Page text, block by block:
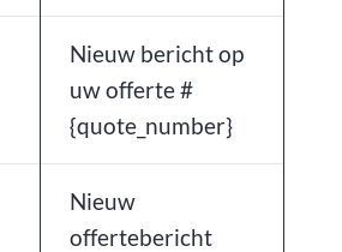
Nieuw bericht op
uw offerte #
{quote_number}
Nieuw
offertebericht